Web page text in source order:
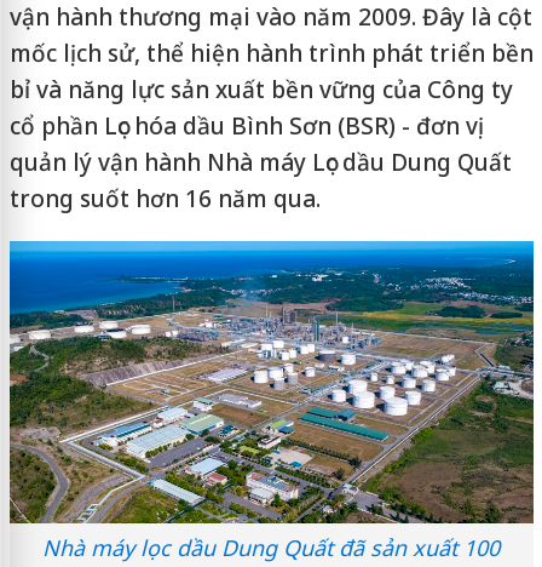
vận hành thương mại vào năm 2009. Đây là cột
mốc lịch sử, thể hiện hành trình phát triển bền
bỉ và năng lực sản xuất bền vững của Công ty
cổ phần Lọc hóa dầu Bình Sơn (BSR) - đơn vị
quản lý vận hành Nhà máy Lọc dầu Dung Quất
trong suốt hơn 16 năm qua.
Nhà máy lọc dầu Dung Quất đã sản xuất 100